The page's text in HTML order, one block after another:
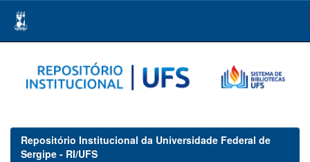
navigation
Repositório Institucional da Universidade Federal de
Sergipe - RI/UFS